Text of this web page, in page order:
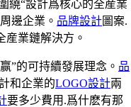
繞“設計爲核心的全産業
邊企業。 品牌設計圖案.
産業鏈解決方。
的可持續發展理念。 品
和企業的LOGO設計兩
要多少費用.爲什麽有那